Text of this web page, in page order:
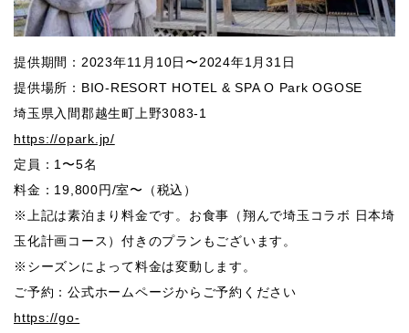
提供期間：2023年11月10日〜2024年1月31日
提供場所：BIO-RESORT HOTEL & SPA O Park OGOSE
埼玉県入間郡越生町上野3083-1
https://opark.jp/
定員：1〜5名
料金：19,800円/室〜（税込）
※上記は素泊まり料金です。お食事（翔んで埼玉コラボ 日本埼
玉化計画コース）付きのプランもございます。
※シーズンによって料金は変動します。
ご予約：公式ホームページからご予約ください
https://go-